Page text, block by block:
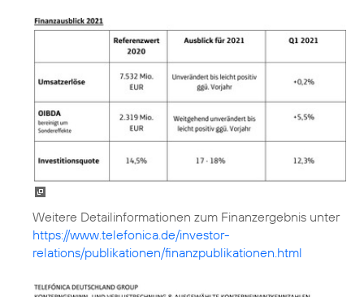
https://www.telefonica.de/investor-
relations/publikationen/finanzpublikationen.html